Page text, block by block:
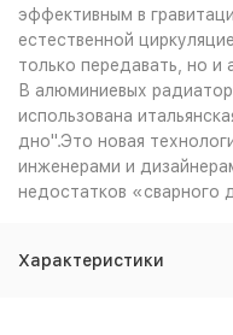
эффективным в
естественной
только передавать, но и
В алюминиевых
использована
дно".Это новая
инженерами и
недостатков «сварного
Характеристики